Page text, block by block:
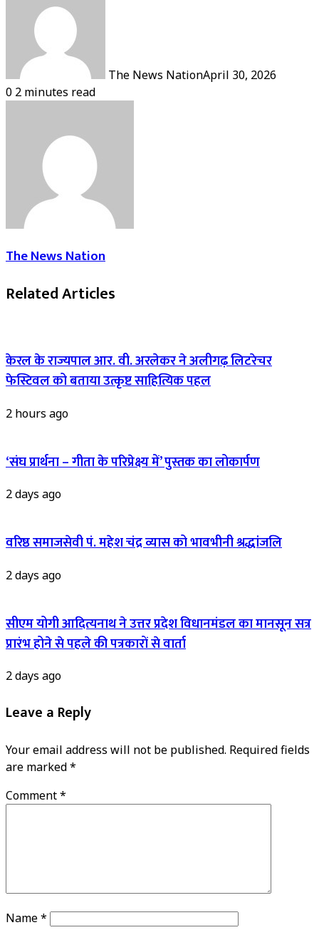
The News NationApril 30, 2026
0 2 minutes read
The News Nation
Related Articles
केरल के राज्यपाल आर. वी. अरलेकर ने अलीगढ़ लिटरेचर
फेस्टिवल को बताया उत्कृष्ट साहित्यिक पहल
2 hours ago
‘संघ प्रार्थना – गीता के परिप्रेक्ष्य में’ पुस्तक का लोकार्पण
2 days ago
वरिष्ठ समाजसेवी पं. महेश चंद्र व्यास को भावभीनी श्रद्धांजलि
2 days ago
सीएम योगी आदित्यनाथ ने उत्तर प्रदेश विधानमंडल का मानसून सत्र
प्रारंभ होने से पहले की पत्रकारों से वार्ता
2 days ago
Leave a Reply
Your email address will not be published. Required fields
are marked*
Comment*
Name*